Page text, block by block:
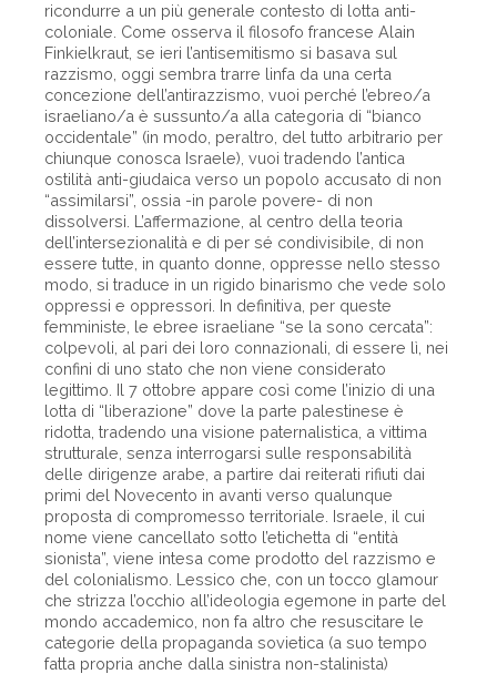
ricondurre a un più generale contesto di lotta anti-
coloniale. Come osserva il filosofo francese Alain
Finkielkraut, se ieri l’antisemitismo si basava sul
razzismo, oggi sembra trarre linfa da una certa
concezione dell’antirazzismo, vuoi perché l’ebreo/a
israeliano/a è sussunto/a alla categoria di “bianco
occidentale” (in modo, peraltro, del tutto arbitrario per
chiunque conosca Israele), vuoi tradendo l’antica
ostilità anti-giudaica verso un popolo accusato di non
“assimilarsi”, ossia -in parole povere- di non
dissolversi. L’affermazione, al centro della teoria
dell’intersezionalità e di per sé condivisibile, di non
essere tutte, in quanto donne, oppresse nello stesso
modo, si traduce in un rigido binarismo che vede solo
oppressi e oppressori. In definitiva, per queste
femministe, le ebree israeliane “se la sono cercata”:
colpevoli, al pari dei loro connazionali, di essere lì, nei
confini di uno stato che non viene considerato
legittimo. Il 7 ottobre appare così come l’inizio di una
lotta di “liberazione” dove la parte palestinese è
ridotta, tradendo una visione paternalistica, a vittima
strutturale, senza interrogarsi sulle responsabilità
delle dirigenze arabe, a partire dai reiterati rifiuti dai
primi del Novecento in avanti verso qualunque
proposta di compromesso territoriale. Israele, il cui
nome viene cancellato sotto l’etichetta di “entità
sionista”, viene intesa come prodotto del razzismo e
del colonialismo. Lessico che, con un tocco glamour
che strizza l’occhio all’ideologia egemone in parte del
mondo accademico, non fa altro che resuscitare le
categorie della propaganda sovietica (a suo tempo
fatta propria anche dalla sinistra non-stalinista)